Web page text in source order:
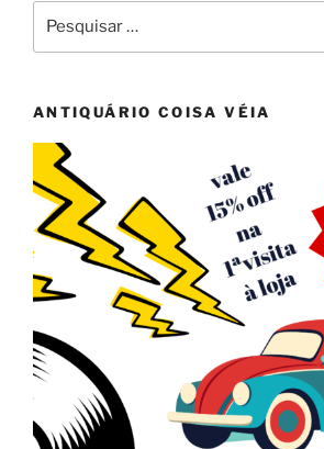
por:
ANTIQUÁRIO COISA VÉIA